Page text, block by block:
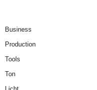
Business
Production
Tools
Ton